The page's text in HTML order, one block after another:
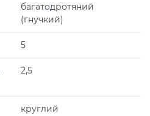
багатодротяний
(гнучкий)
5
2,5
круглий